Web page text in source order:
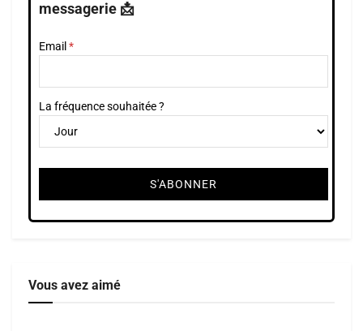
messagerie 📩
Email
La fréquence souhaitée ?
Vous avez aimé